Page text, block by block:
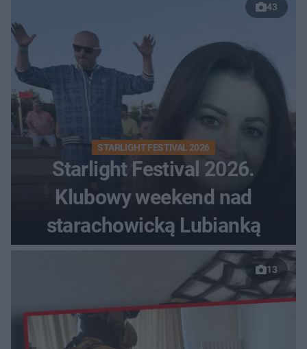
43
STARLIGHT FESTIVAL 2026
Starlight Festival 2026.
Klubowy weekend nad
starachowicką Lubianką
13